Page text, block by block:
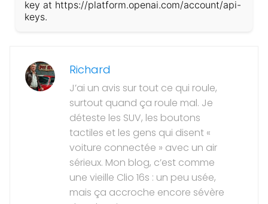
key at https://platform.openai.com/account/api-
keys.
Richard
J’ai un avis sur tout ce qui roule,
surtout quand ça roule mal. Je
déteste les SUV, les boutons
tactiles et les gens qui disent «
voiture connectée » avec un air
sérieux. Mon blog, c’est comme
une vieille Clio 16s : un peu usée,
mais ça accroche encore sévère